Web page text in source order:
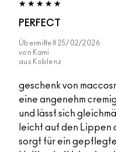
PERFECT
Übermittelt 25/02/2026
von Kami
aus Koblenz
geschenk von
eine angenehm
und lässt sich
leicht auf den Lippen
sorgt für ein